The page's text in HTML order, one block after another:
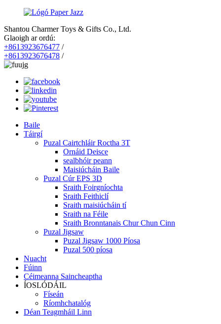
Shantou Charmer Toys & Gifts Co., Ltd.
Glaoigh ar ordú:
+8613923676477 /
+8613923676478 /
Baile
Táirgí
Puzal Cairtchláir Roctha 3T
Ornáid Deisce
sealbhóir peann
Maisiúcháin Baile
Puzal Cúr EPS 3D
Sraith Foirgníochta
Sraith Feithiclí
Sraith maisiúcháin tí
Sraith na Féile
Sraith Bronntanais Chur Chun Cinn
Puzal Jigsaw
Puzal Jigsaw 1000 Píosa
Puzal 500 píosa
Nuacht
Fúinn
Céimeanna Saincheaptha
ÍOSLÓDÁIL
Físeán
Ríomhchatalóg
Déan Teagmháil Linn